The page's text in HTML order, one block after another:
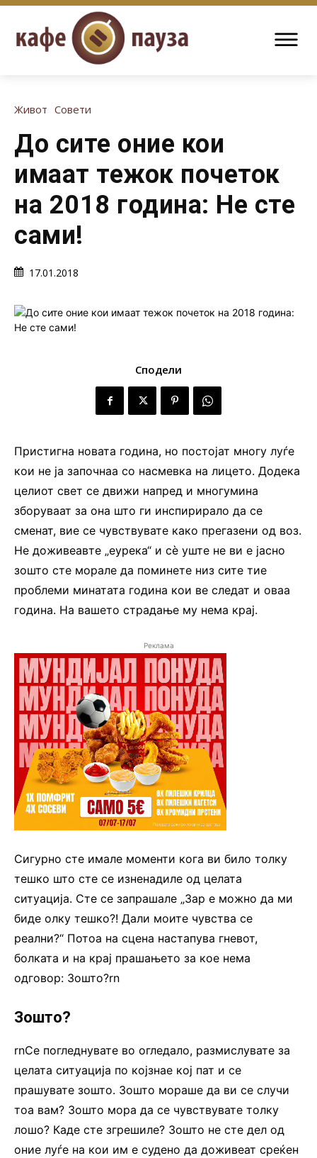
Живот Совети
До сите оние кои
имаат тежок почеток
на 2018 година: Не сте
сами!
17.01.2018
Сподели
Пристигна новата година, но постојат многу луѓе
кои не ја започнаа со насмевка на лицето. Додека
целиот свет се движи напред и многумина
зборуваат за она што ги инспирирало да се
сменат, вие се чувствувате како прегазени од воз.
Не доживеавте „еурека“ и сѐ уште не ви е јасно
зошто сте морале да поминете низ сите тие
проблеми минатата година кои ве следат и оваа
година. На вашето страдање му нема крај.
Реклама
Сигурно сте имале моменти кога ви било толку
тешко што сте се изненадиле од целата
ситуација. Сте се запрашале „Зар е можно да ми
биде олку тешко?! Дали моите чувства се
реални?“ Потоа на сцена настапува гневот,
болката и на крај прашањето за кое нема
одговор: Зошто?rn
Зошто?
rnСе погледнувате во огледало, размислувате за
целата ситуација по којзнае кој пат и се
прашувате зошто. Зошто мораше да ви се случи
тоа вам? Зошто мора да се чувствувате толку
лошо? Каде сте згрешиле? Зошто не сте дел од
оние луѓе на кои им е судено да доживеат среќен